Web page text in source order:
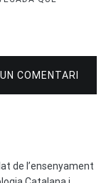
COMENTARI
de l’ensenyament